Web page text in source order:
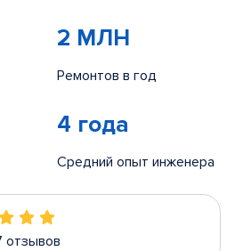
2 МЛН
Ремонтов в год
4 года
Средний опыт инженера
отзывов